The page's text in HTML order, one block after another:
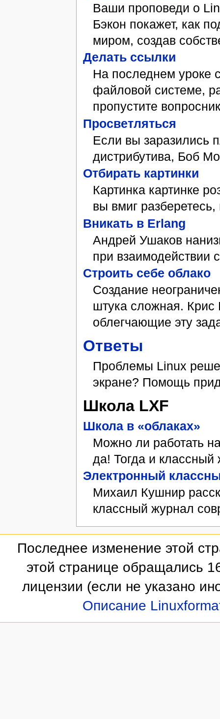
Ваши проповеди о
Бэкон покажет, как
миром, создав
Делать ссылки
На последнем уроке
файловой системе,
пропустите
Просветляться
Если вы заразились
дистрибутива, Боб
Отбирать картинки
Картинка картинке
вы вмиг
Вникать в Erlang
Андрей Ушаков
при взаимодействии
Cтроить себе облако
Создание
штука сложная. Крис
облегчающие эту
Ответы
Проблемы Linux
экране? Помощь
Школа LXF
Школа в «облаках»
Можно ли работать
да! Тогда и классный
Электронный
Михаил Кушнир
классный журнал
Последнее изменение этой
этой странице обращались
лицензии (если не указано
Описание